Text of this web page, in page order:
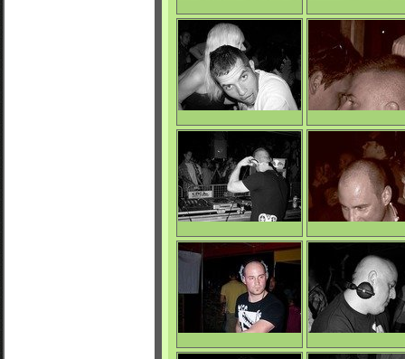
La Mara Beat
0/4088
La Mara Beat
La Mara Beat
0/3941
La Mara Beat
Facet
0/4076